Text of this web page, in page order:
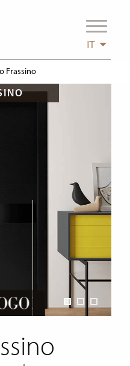
IT
Frassino